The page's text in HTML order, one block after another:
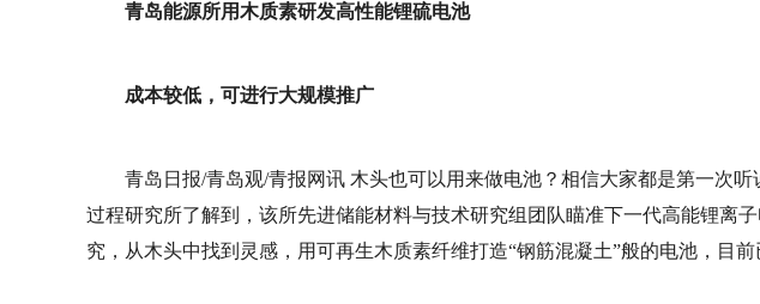
青岛能源所用木质素研发高性能锂硫电池
成本较低，可进行大规模推广
青岛日报/青岛观/青报网讯 木头也可以用来做电池？相信大家都是第一次
过程研究所了解到，该所先进储能材料与技术研究组团队瞄准下一代高能锂离
究，从木头中找到灵感，用可再生木质素纤维打造“钢筋混凝土”般的电池，目前